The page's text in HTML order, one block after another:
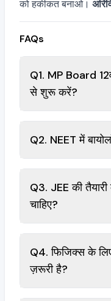
को हकीकत बनाओ।
FAQs
Q1. MP Board
से शुरू करें?
Q2. NEET में
Q3. JEE की
चाहिए?
Q4. फिजिक्स के
ज़रूरी है?